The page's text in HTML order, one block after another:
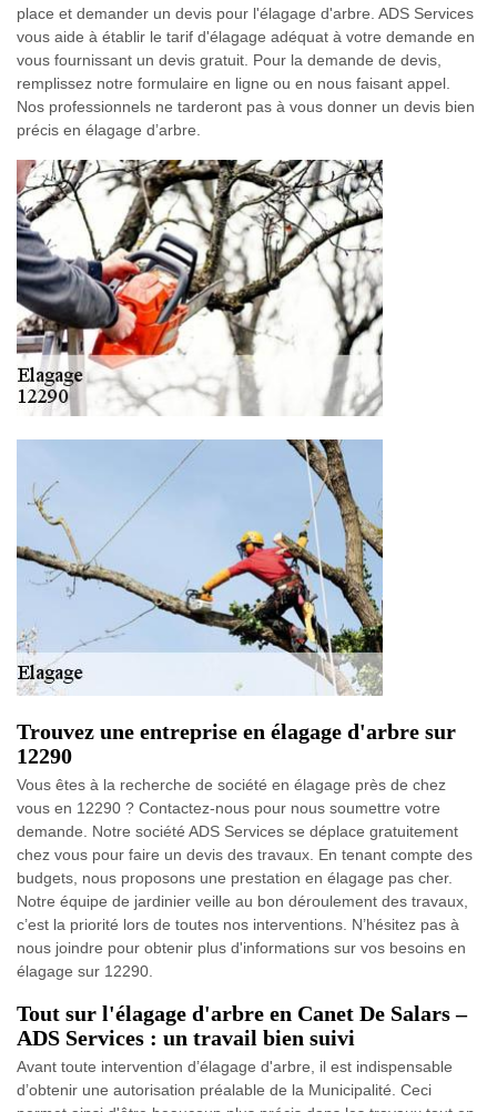
place et demander un devis pour l'élagage d'arbre. ADS Services
vous aide à établir le tarif d'élagage adéquat à votre demande en
vous fournissant un devis gratuit. Pour la demande de devis,
remplissez notre formulaire en ligne ou en nous faisant appel.
Nos professionnels ne tarderont pas à vous donner un devis bien
précis en élagage d’arbre.
Trouvez une entreprise en élagage d'arbre sur
12290
Vous êtes à la recherche de société en élagage près de chez
vous en 12290 ? Contactez-nous pour nous soumettre votre
demande. Notre société ADS Services se déplace gratuitement
chez vous pour faire un devis des travaux. En tenant compte des
budgets, nous proposons une prestation en élagage pas cher.
Notre équipe de jardinier veille au bon déroulement des travaux,
c’est la priorité lors de toutes nos interventions. N’hésitez pas à
nous joindre pour obtenir plus d'informations sur vos besoins en
élagage sur 12290.
Tout sur l'élagage d'arbre en Canet De Salars –
ADS Services : un travail bien suivi
Avant toute intervention d’élagage d'arbre, il est indispensable
d’obtenir une autorisation préalable de la Municipalité. Ceci